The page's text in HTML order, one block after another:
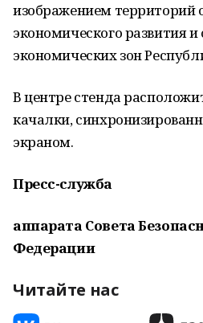
изображением территорий
экономического развития
экономических зон
В центре стенда
качалки,
экраном.
Пресс-служба
аппарата Совета
Федерации
Читайте нас